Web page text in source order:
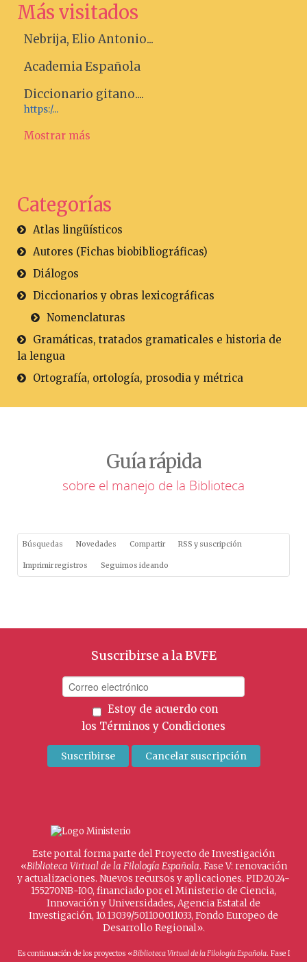
Más visitados
Nebrija, Elio Antonio...
Academia Española
Diccionario gitano....
https:/...
Mostrar más
Categorías
Atlas lingüísticos
Autores (Fichas biobibliográficas)
Diálogos
Diccionarios y obras lexicográficas
Nomenclaturas
Gramáticas, tratados gramaticales e historia de
la lengua
Ortografía, ortología, prosodia y métrica
Guía rápida
sobre el manejo de la Biblioteca
Búsquedas Novedades Compartir RSS y suscripción
Imprimir registros Seguimos ideando
Suscribirse a la BVFE
Estoy de acuerdo con
los Términos y Condiciones
Este portal forma parte del Proyecto de Investigación
«Biblioteca Virtual de la Filología Española. Fase V: renovación
y actualizaciones. Nuevos recursos y aplicaciones. PID2024-
155270NB-I00, financiado por el Ministerio de Ciencia,
Innovación y Universidades, Agencia Estatal de
Investigación, 10.13039/501100011033, Fondo Europeo de
Desarrollo Regional».
Es continuación de los proyectos «Biblioteca Virtual de la Filología Española. Fase I